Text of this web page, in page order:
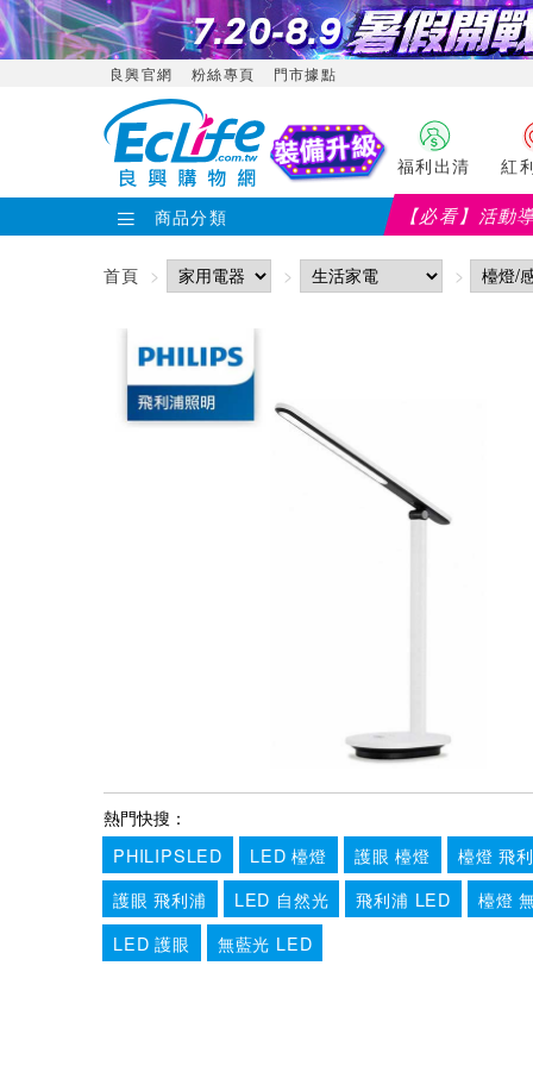
良興官網 粉絲專頁 門市據點
福利出清 紅
商品分類 【必看】活動
【PX大
首頁
熱門快搜：
PHILIPSLED
LED 檯燈 護眼 檯燈
檯燈 飛
護眼 飛利浦
LED 自然光 飛利浦 LED
檯燈
LED 護眼
無藍光 LED